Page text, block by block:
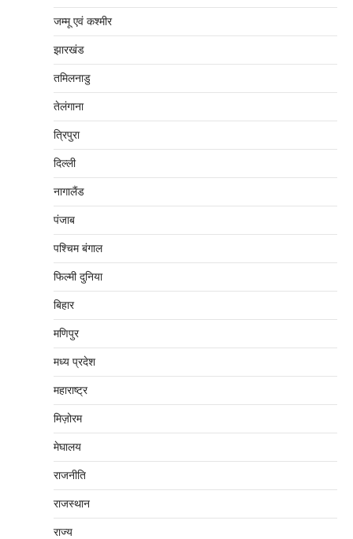
जम्‍मू एवं कश्‍मीर
झारखंड
तमिलनाडु
तेलंगाना
त्रिपुरा
दिल्‍ली
नागालैंड
पंजाब
पश्चिम बंगाल
फिल्मी दुनिया
बिहार
मणिपुर
मध्‍य प्रदेश
महाराष्‍ट्र
मिज़ोरम
मेघालय
राजनीति
राजस्थान
राज्य